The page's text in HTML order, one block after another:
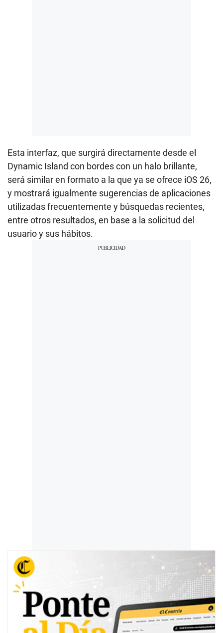
Esta interfaz, que surgirá directamente desde el
Dynamic Island con bordes con un halo brillante,
será similar en formato a la que ya se ofrece iOS 26,
y mostrará igualmente sugerencias de aplicaciones
utilizadas frecuentemente y búsquedas recientes,
entre otros resultados, en base a la solicitud del
usuario y sus hábitos.